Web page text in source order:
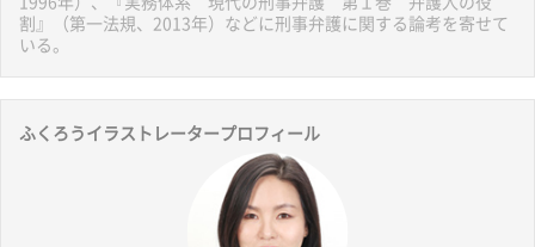
割』（第一法規、2013年）などに刑事弁護に関する論考を寄せて
いる。
ふくろうイラストレータープロフィール